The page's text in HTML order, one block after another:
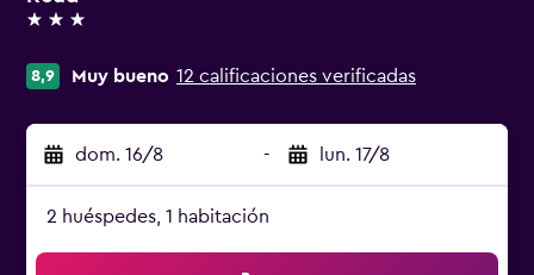
3 estrellas
8,9 Muy bueno 12 calificaciones verificadas
dom. 16/8 - lun. 17/8
2 huéspedes, 1 habitación